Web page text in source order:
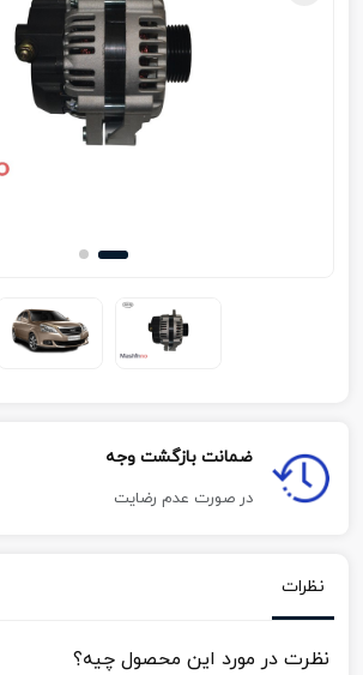
ضمانت بازگشت وجه
در صورت عدم رضایت
نظرات
نظرت در مورد این محصول چیه؟